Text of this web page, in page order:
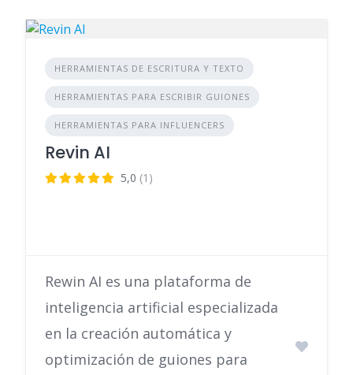
HERRAMIENTAS DE ESCRITURA Y TEXTO
HERRAMIENTAS PARA ESCRIBIR GUIONES
HERRAMIENTAS PARA INFLUENCERS
Revin AI
5,0 (1)
Rewin AI es una plataforma de
inteligencia artificial especializada
en la creación automática y
optimización de guiones para